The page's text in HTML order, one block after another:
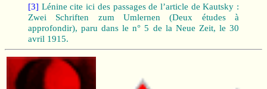
[3] Lénine cite ici des passages de l’article de Kautsky :
Zwei Schriften zum Umlernen (Deux études à
approfondir), paru dans le n° 5 de la Neue Zeit, le 30
avril 1915.